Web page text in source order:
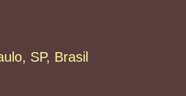
SP, Brasil